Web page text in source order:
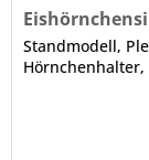
Standmodell,
Hörnchenhalter,